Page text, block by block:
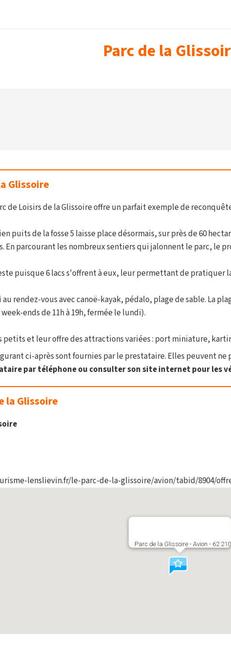
Parc de la
Glissoire
de Loisirs de la Glissoire offre un parfait exemple de
puits de la fosse 5 laisse place désormais, sur près de 60
En parcourant les nombreux sentiers qui jalonnent le parc, le
puisque 6 lacs s'offrent à eux, leur permettant de pratiquer
rendez-vous avec canoë-kayak, pédalo, plage de sable. La
ends de 11h à 19h, fermée le lundi).
petits et leur offre des attractions variées : port miniature,
ci-après sont fournies par le prestataire. Elles peuvent
par téléphone ou consulter son site internet pour les
la Glissoire
lenslievin.fr/le-parc-de-la-glissoire/avion/tabid/8904/
Parc de la Glissoire - Avion - 62 210